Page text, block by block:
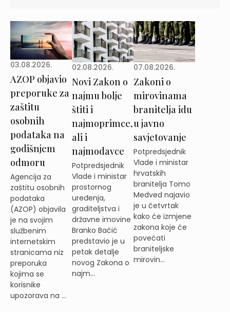
03.08.2026.
AZOP objavio
preporuke za
zaštitu
osobnih
podataka na
godišnjem
odmoru
Agencija za
zaštitu osobnih
podataka
(AZOP) objavila
je na svojim
službenim
internetskim
stranicama niz
preporuka
kojima se
korisnike
upozorava na ...
02.08.2026.
Novi Zakon o
najmu bolje
štiti i
najmoprimce,
ali i
najmodavce
Potpredsjednik
Vlade i ministar
prostornog
uređenja,
graditeljstva i
državne imovine
Branko Bačić
predstavio je u
petak detalje
novog Zakona o
najm...
07.08.2026.
Zakoni o
mirovinama
branitelja idu
u javno
savjetovanje
Potpredsjednik
Vlade i ministar
hrvatskih
branitelja Tomo
Medved najavio
je u četvrtak
kako će izmjene
zakona koje će
povećati
braniteljske
mirovin...